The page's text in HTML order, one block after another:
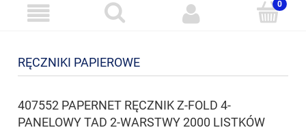
RĘCZNIKI PAPIEROWE
407552 PAPERNET RĘCZNIK Z-FOLD 4-
PANELOWY TAD 2-WARSTWY 2000 LISTKÓW